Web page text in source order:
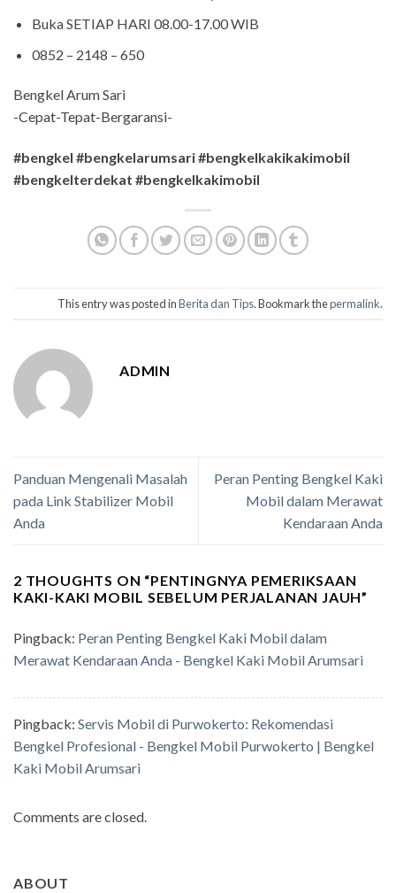
ABOUT
Buka SETIAP HARI 08.00-17.00 WIB
0852 – 2148 – 650
Bengkel Arum Sari
-Cepat-Tepat-Bergaransi-
#bengkel #bengkelarumsari #bengkelkakikakimobil
#bengkelterdekat #bengkelkakimobil
This entry was posted inBerita dan Tips. Bookmark thepermalink.
ADMIN
Panduan Mengenali Masalah
pada Link Stabilizer Mobil
Anda
Peran Penting Bengkel Kaki
Mobil dalam Merawat
Kendaraan Anda
2 THOUGHTS ON “PENTINGNYA PEMERIKSAAN
KAKI-KAKI MOBIL SEBELUM PERJALANAN JAUH”
Pingback: Peran Penting Bengkel Kaki Mobil dalam
Merawat Kendaraan Anda - Bengkel Kaki Mobil Arumsari
Pingback: Servis Mobil di Purwokerto: Rekomendasi
Bengkel Profesional - Bengkel Mobil Purwokerto | Bengkel
Kaki Mobil Arumsari
Comments are closed.